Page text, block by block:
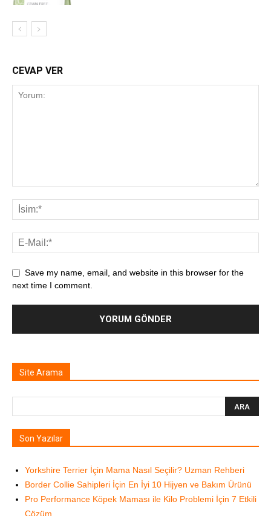
CEVAP VER
Save my name, email, and website in this browser for the
next time I comment.
Site Arama
Son Yazılar
Yorkshire Terrier İçin Mama Nasıl Seçilir? Uzman Rehberi
Border Collie Sahipleri İçin En İyi 10 Hijyen ve Bakım Ürünü
Pro Performance Köpek Maması ile Kilo Problemi İçin 7 Etkili
Çözüm